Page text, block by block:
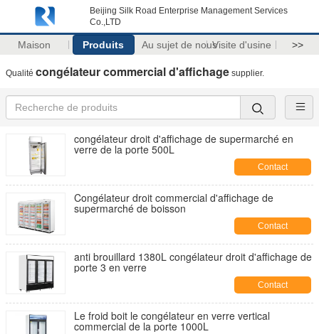
Beijing Silk Road Enterprise Management Services
Co.,LTD
Maison Produits Au sujet de nousVisite d'usine >>
Qualité congélateur commercial d'affichage supplier.
congélateur droit d'affichage de supermarché en
verre de la porte 500L
Contact
Congélateur droit commercial d'affichage de
supermarché de boisson
Contact
anti brouillard 1380L congélateur droit d'affichage de
porte 3 en verre
Contact
Le froid boit le congélateur en verre vertical
commercial de la porte 1000L